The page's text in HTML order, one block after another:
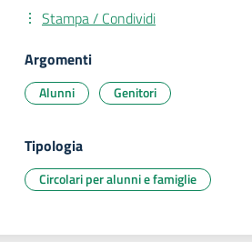
Stampa / Condividi
Argomenti
Alunni Genitori
Tipologia
Circolari per alunni e famiglie